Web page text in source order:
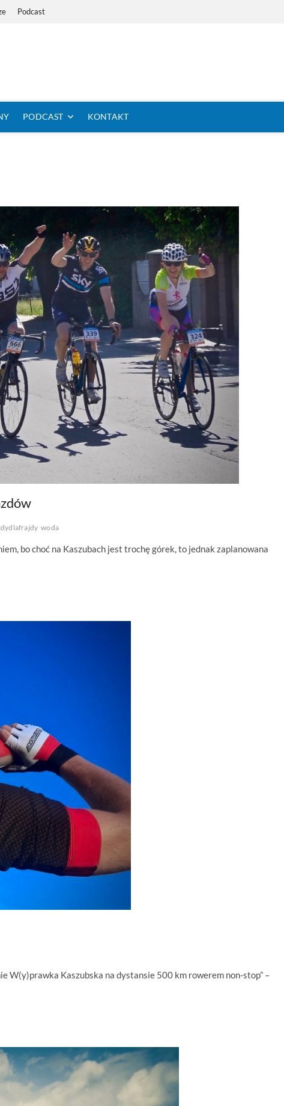
Podcast
PODCAST KONTAKT
woda
bo choć na Kaszubach jest trochę górek, to jednak zaplanowana
W(y)prawka Kaszubska na dystansie 500 km rowerem non-stop” –